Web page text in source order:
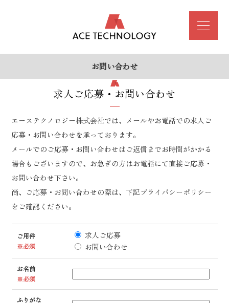
お問い合わせ
求人ご応募・お問い合わせ
エーステクノロジー株式会社では、メールやお電話での求人ご
応募・お問い合わせを承っております。
メールでのご応募・お問い合わせはご返信までお時間がかかる
場合もございますので、お急ぎの方はお電話にて直接ご応募・
お問い合わせ下さい。
尚、ご応募・お問い合わせの際は、下記プライバシーポリシー
をご確認ください。
ご用件
※必須
求人ご応募
お問い合わせ
お名前
※必須
ふりがな